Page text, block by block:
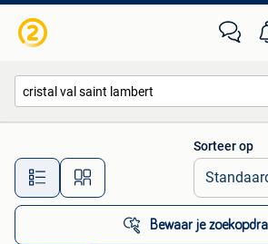
Alle afstanden…
Sorteer op
Bewaar je